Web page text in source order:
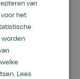
van
het
Lees